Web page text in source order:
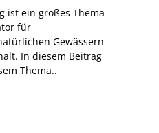
ist ein großes Thema
für
Gewässern
In diesem Beitrag
Thema..